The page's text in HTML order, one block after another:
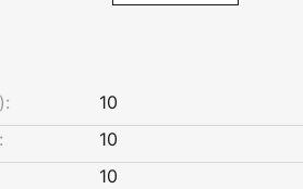
10
10
10